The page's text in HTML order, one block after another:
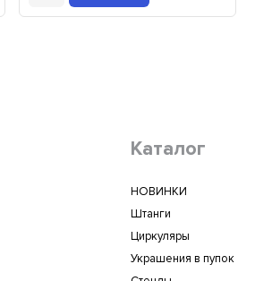
Каталог
НОВИНКИ
Штанги
Циркуляры
Украшения в пупок